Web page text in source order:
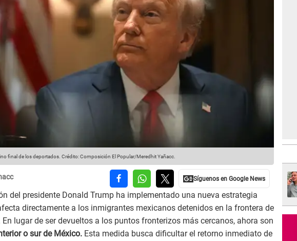
final de los deportados. Crédito: Composición El Popular/Meredhit Yañacc.
del presidente Donald Trump ha implementado una nueva estrategia
directamente a los inmigrantes mexicanos detenidos en la frontera de
En lugar de ser devueltos a los puntos fronterizos más cercanos, ahora son
o sur de México. Esta medida busca dificultar el retorno inmediato de